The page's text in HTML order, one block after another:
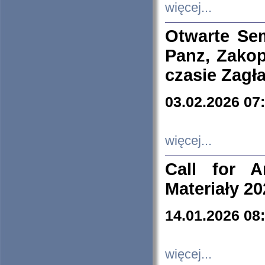
więcej...
Otwarte
Panz,
czasie
03.02.2026
więcej...
Call for
Materiały
14.01.2026
więcej...